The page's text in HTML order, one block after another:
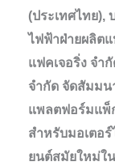
(ประเทศไทย),
ไฟฟ้าฝ่ายผลิต
แฟคเจอริ่ง จำ
จำกัด จัดสัมม
แพลตฟอร์มแพ็
สำหรับมอเตอ
ยนต์สมัยใหม่ใ